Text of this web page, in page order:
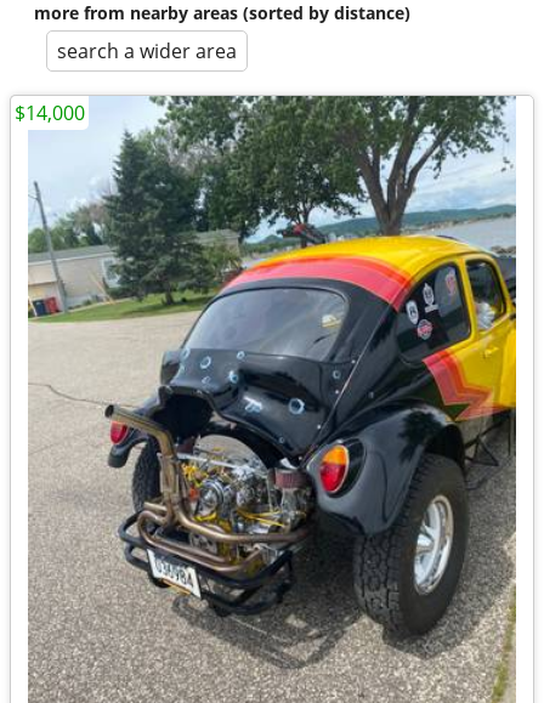
more from nearby areas (sorted by distance)
search a wider area
$14,000